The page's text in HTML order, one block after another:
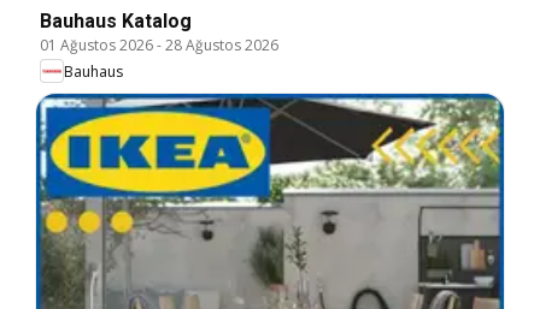
Bauhaus Katalog
01 Ağustos 2026-28 Ağustos 2026
Bauhaus